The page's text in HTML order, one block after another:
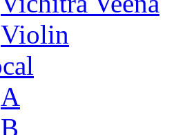
Violin
A
B